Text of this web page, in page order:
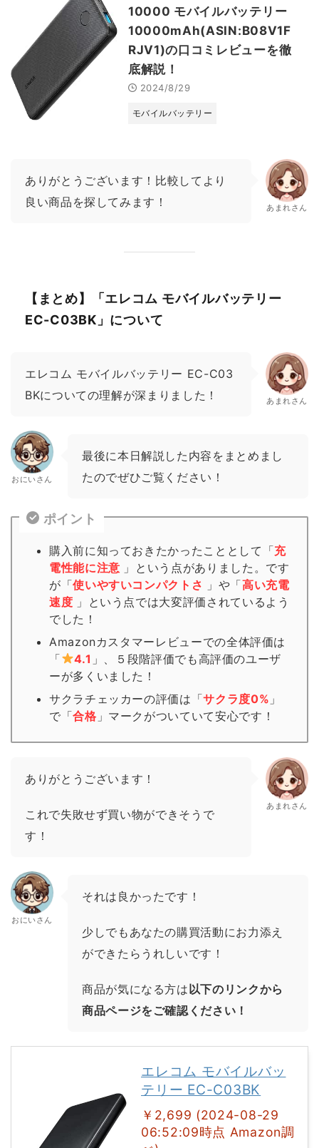
10000 モバイルバッテリー
10000mAh(ASIN:B08V1F
RJV1)の口コミレビューを徹
底解説！
2024/8/29
モバイルバッテリー
ありがとうございます！比較してより
良い商品を探してみます！
あまれさん
【まとめ】「エレコム モバイルバッテリー
EC-C03BK」について
エレコム モバイルバッテリー EC-C03
BKについての理解が深まりました！
あまれさん
おにいさん
最後に本日解説した内容をまとめまし
たのでぜひご覧ください！
ポイント
購入前に知っておきたかったこととして「充
電性能に注意 」という点がありました。です
が「使いやすいコンパクトさ 」や「高い充電
速度 」という点では大変評価されているよう
でした！
Amazonカスタマーレビューでの全体評価は
「
4.1 」、５段階評価でも高評価のユーザ
ーが多くいました！
サクラチェッカーの評価は「サクラ度0% 」
で「合格 」 マーク がついていて安心です！
ありがとうございます！
これで失敗せず買い物ができそうで
す！
あまれさん
おにいさん
それは良かったです！
少しでもあなたの購買活動にお力添え
ができたらうれしいです！
商品が気になる方は以下のリンクから
商品ページをご確認ください！
エレコム モバイルバッ
テリー EC-C03BK
￥2,699 (2024-08-29
06:52:09時点 Amazon調